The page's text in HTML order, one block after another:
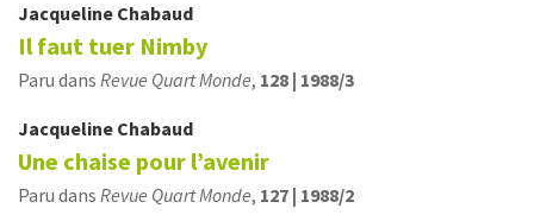
Jacqueline Chabaud
Il faut tuer Nimby
Paru dans Revue Quart Monde, 128 | 1988/3
Jacqueline Chabaud
Une chaise pour l’avenir
Paru dans Revue Quart Monde, 127 | 1988/2